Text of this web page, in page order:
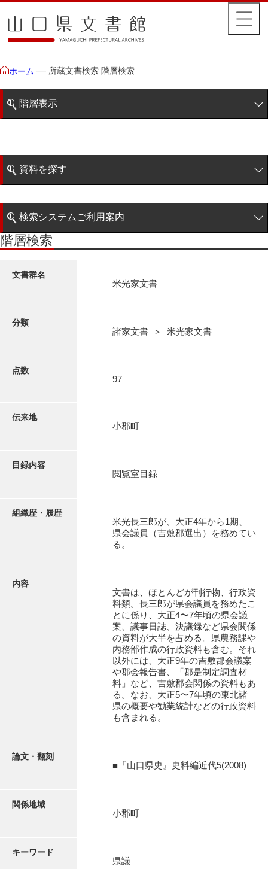
ホーム 所蔵文書検索 階層検索
階層表示
藩政文書
特定歴史公文書
諸家文書
荒瀬家文書（防府市）
阿武家文書(美祢市２)
阿武孝太郎文書
飯田家文書（福岡県）
池田邦夫所蔵文書
石田家文書（徳山市）
資料を探す
階層検索
近代刊行写真帳類
検索システムご利用案内
検索システムの利用について
更新履歴
階層検索
文書群名
米光家文書
分類
諸家文書 ＞ 米光家文書
点数
97
伝来地
小郡町
目録内容
閲覧室目録
組織歴・履歴
米光長三郎が、大正4年から1期、
県会議員（吉敷郡選出）を務めてい
る。
内容
文書は、ほとんどが刊行物、行政資
料類。長三郎が県会議員を務めたこ
とに係り、大正4〜7年頃の県会議
案、議事日誌、決議録など県会関係
の資料が大半を占める。県農務課や
内務部作成の行政資料も含む。それ
以外には、大正9年の吉敷郡会議案
や郡会報告書、「郡是制定調査材
料」など、吉敷郡会関係の資料もあ
る。なお、大正5〜7年頃の東北諸
県の概要や勧業統計などの行政資料
も含まれる。
論文・翻刻
■『山口県史』史料編近代5(2008)
関係地域
小郡町
キーワード
県議